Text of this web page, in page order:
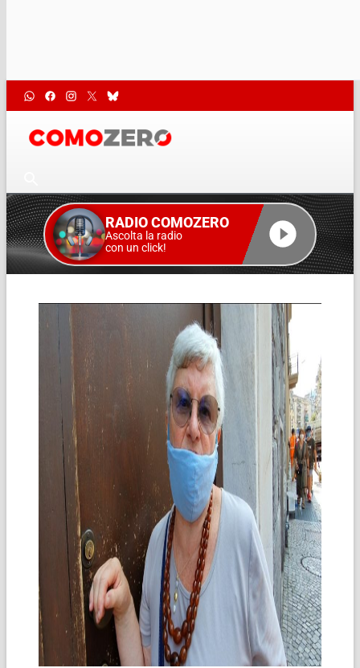
RADIO COMOZERO
Ascolta la radio
con un click!